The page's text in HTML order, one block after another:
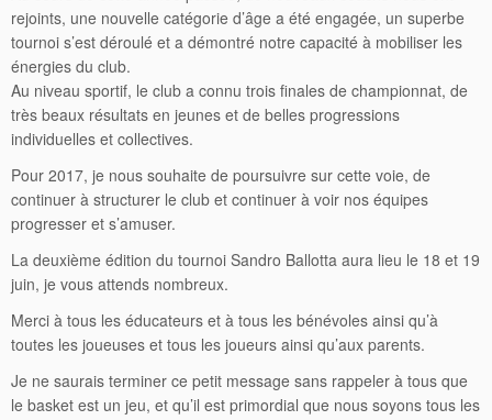
rejoints, une nouvelle catégorie d’âge a été engagée, un superbe
tournoi s’est déroulé et a démontré notre capacité à mobiliser les
énergies du club.
Au niveau sportif, le club a connu trois finales de championnat, de
très beaux résultats en jeunes et de belles progressions
individuelles et collectives.
Pour 2017, je nous souhaite de poursuivre sur cette voie, de
continuer à structurer le club et continuer à voir nos équipes
progresser et s’amuser.
La deuxième édition du tournoi Sandro Ballotta aura lieu le 18 et 19
juin, je vous attends nombreux.
Merci à tous les éducateurs et à tous les bénévoles ainsi qu’à
toutes les joueuses et tous les joueurs ainsi qu’aux parents.
Je ne saurais terminer ce petit message sans rappeler à tous que
le basket est un jeu, et qu’il est primordial que nous soyons tous les